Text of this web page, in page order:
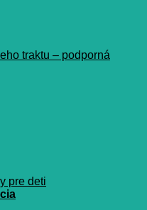
traktu – podporná
pre deti